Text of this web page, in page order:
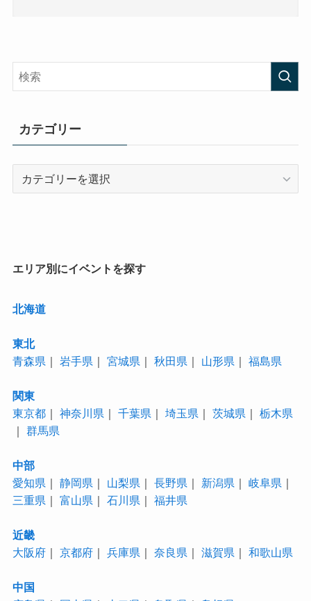
カテゴリー
エリア別にイベントを探す
北海道
東北
青森県 ｜ 岩手県 ｜ 宮城県 ｜ 秋田県 ｜ 山形県 ｜ 福島県
関東
東京都｜ 神奈川県 ｜ 千葉県 ｜ 埼玉県 ｜ 茨城県 ｜ 栃木県
｜ 群馬県
中部
愛知県 ｜ 静岡県 ｜ 山梨県 ｜ 長野県 ｜ 新潟県 ｜ 岐阜県 ｜
三重県 ｜ 富山県 ｜ 石川県 ｜ 福井県
近畿
大阪府｜ 京都府｜ 兵庫県 ｜ 奈良県 ｜ 滋賀県 ｜ 和歌山県
中国